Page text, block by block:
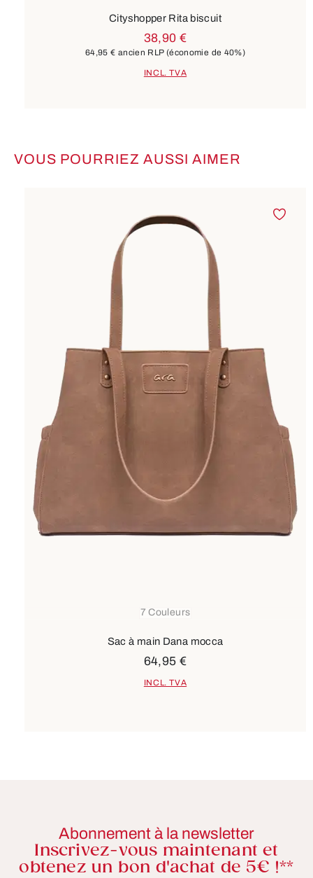
Cityshopper Rita biscuit
38,90 €
64,95 € ancien RLP (économie de 40%)
INCL. TVA
Ignorer la galerie de produits
VOUS POURRIEZ AUSSI AIMER
7 Couleurs
Sac à main Dana mocca
64,95 €
INCL. TVA
Abonnement à la newsletter
Inscrivez-vous maintenant et
obtenez un bon d'achat de 5€ !**